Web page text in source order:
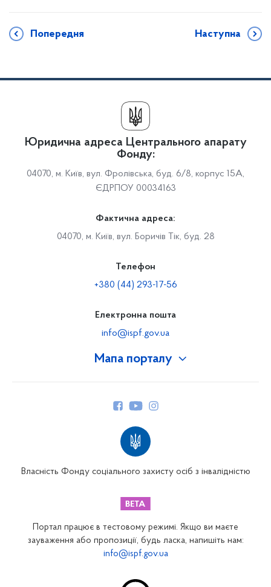
Попередня Наступна
Мапа порталу
Закарпатське відділення
Запорізьке відділення
Юридична адреса Центрального апарату
Фонду:
04070, м. Київ, вул. Фролівська, буд. 6/8, корпус 15А,
ЄДРПОУ 00034163
Фактична адреса:
04070, м. Київ, вул. Боричів Тік, буд. 28
Телефон
+380 (44) 293-17-56
Електронна пошта
info@ispf.gov.ua
Власність Фонду соціального захисту осіб з інвалідністю
Портал працює в тестовому режимі. Якщо ви маєте
зауваження або пропозиції, будь ласка, напишіть нам:
info@ispf.gov.ua